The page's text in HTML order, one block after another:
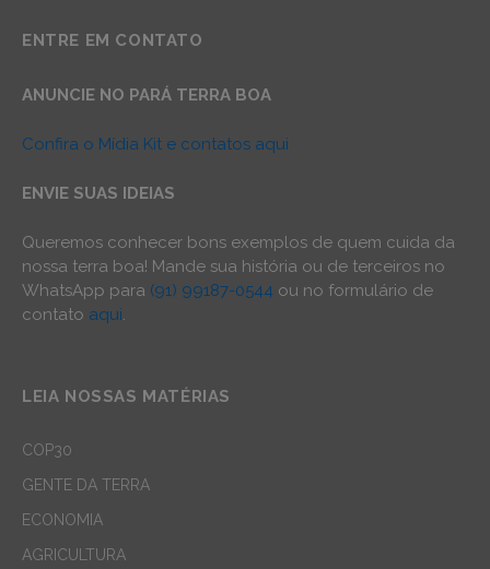
ENTRE EM CONTATO
ANUNCIE NO PARÁ TERRA BOA
Confira o Mídia Kit e contatos aqui
ENVIE SUAS IDEIAS
Queremos conhecer bons exemplos de quem cuida da
nossa terra boa! Mande sua história ou de terceiros no
WhatsApp para (91) 99187-0544 ou no formulário de
contato aqui.
LEIA NOSSAS MATÉRIAS
COP30
GENTE DA TERRA
ECONOMIA
AGRICULTURA